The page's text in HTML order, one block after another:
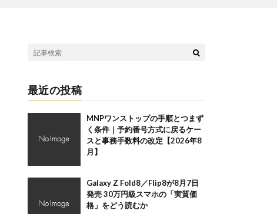
最近の投稿
MNPワンストップの手順とつまず
く条件｜予約番号方式に戻るケー
スと事務手数料の改定【2026年8
月】
Galaxy Z Fold8／Flip8が8月7日
発売 30万円級スマホの「実質価
格」をどう読むか